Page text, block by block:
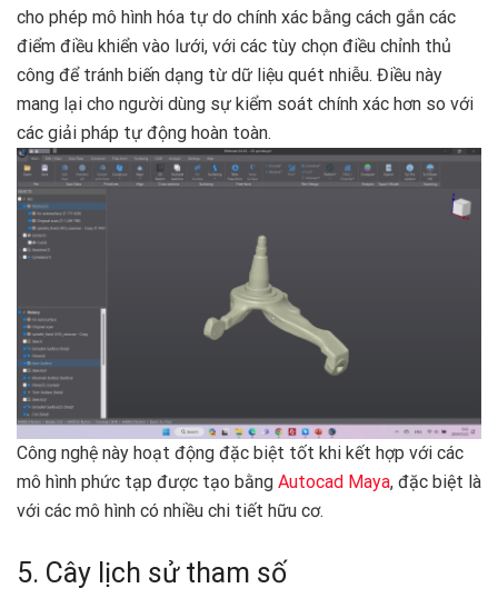
cho phép mô hình hóa tự do chính xác bằng cách gắn các
điểm điều khiển vào lưới, với các tùy chọn điều chỉnh thủ
công để tránh biến dạng từ dữ liệu quét nhiễu. Điều này
mang lại cho người dùng sự kiểm soát chính xác hơn so với
các giải pháp tự động hoàn toàn.
Công nghệ này hoạt động đặc biệt tốt khi kết hợp với các
mô hình phức tạp được tạo bằng Autocad Maya, đặc biệt là
với các mô hình có nhiều chi tiết hữu cơ.
5. Cây lịch sử tham số